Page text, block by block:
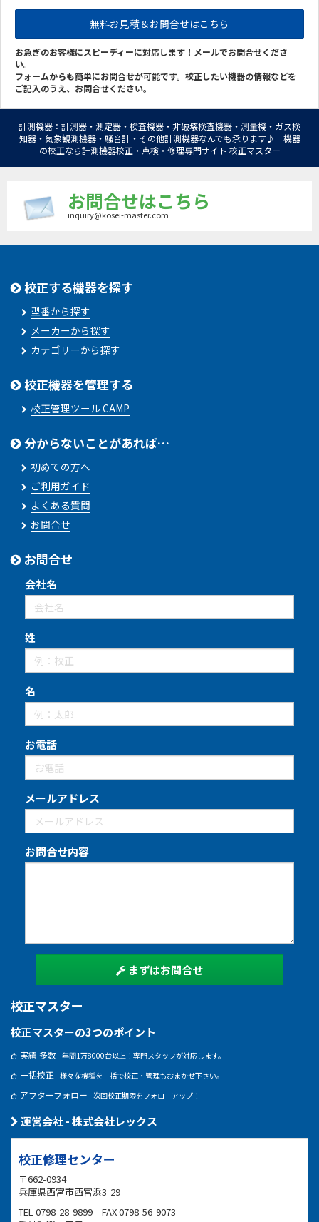
無料お見積＆お問合せはこちら
お急ぎのお客様にスピーディーに対応します！メールでお問合せくださ
い。
フォームからも簡単にお問合せが可能です。校正したい機器の情報などを
ご記入のうえ、お問合せください。
計測機器：計測器・測定器・検査機器・非破壊検査機器・測量機・ガス検
知器・気象観測機器・騒音計・その他計測機器なんでも承ります♪ 機器
の校正なら計測機器校正・点検・修理専門サイト 校正マスター
お問合せはこちら
inquiry@kosei-master.com
校正する機器を探す
型番から探す
メーカーから探す
カテゴリーから探す
校正機器を管理する
校正管理ツール CAMP
分からないことがあれば…
初めての方へ
ご利用ガイド
よくある質問
お問合せ
お問合せ
会社名
姓
名
お電話
メールアドレス
お問合せ内容
まずはお問合せ
校正マスター
校正マスターの3つのポイント
実績 多数- 年間1万8000台以上！専門スタッフが対応します。
一括校正- 様々な機種を一括で校正・管理もおまかせ下さい。
アフターフォロー - 次回校正期限をフォローアップ！
運営会社 - 株式会社レックス
校正修理センター
〒662-0934
兵庫県西宮市西宮浜3-29
TEL 0798-28-9899 FAX 0798-56-9073